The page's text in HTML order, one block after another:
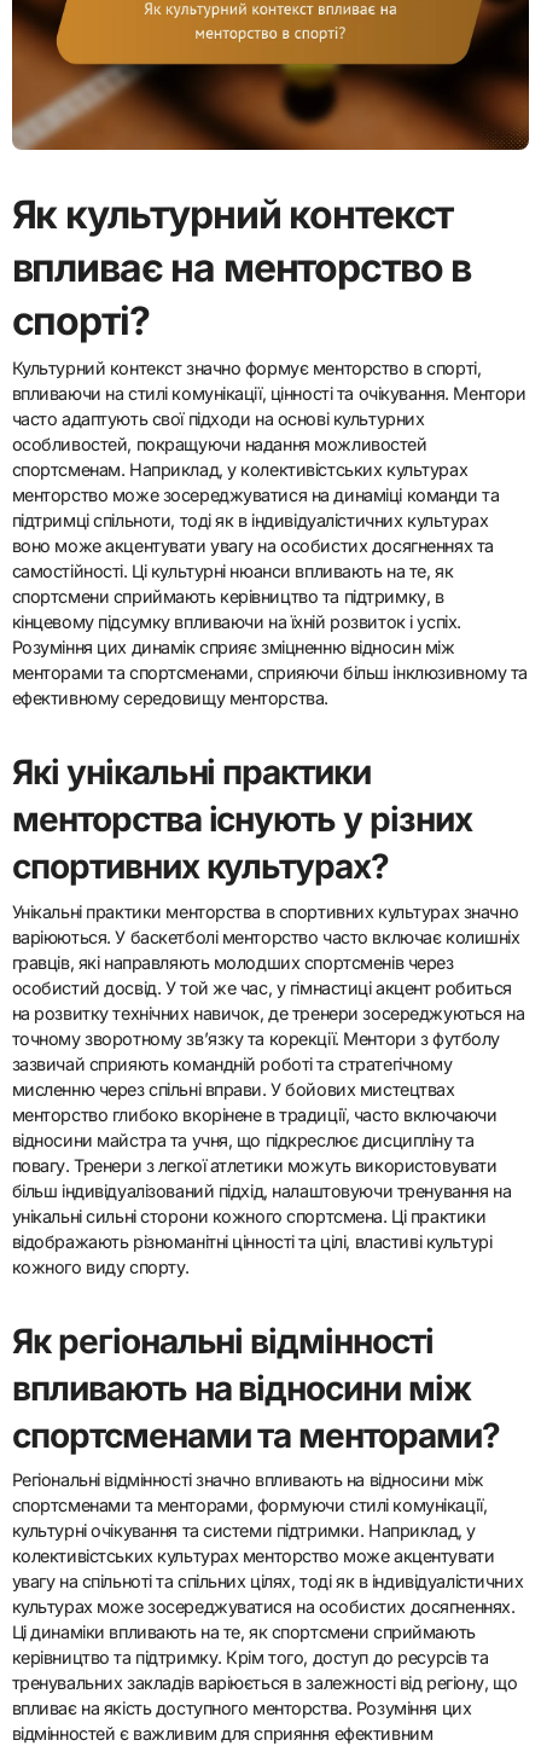
Як культурний контекст
впливає на менторство в
спорті?
Культурний контекст значно формує менторство в спорті,
впливаючи на стилі комунікації, цінності та очікування. Ментори
часто адаптують свої підходи на основі культурних
особливостей, покращуючи надання можливостей
спортсменам. Наприклад, у колективістських культурах
менторство може зосереджуватися на динаміці команди та
підтримці спільноти, тоді як в індивідуалістичних культурах
воно може акцентувати увагу на особистих досягненнях та
самостійності. Ці культурні нюанси впливають на те, як
спортсмени сприймають керівництво та підтримку, в
кінцевому підсумку впливаючи на їхній розвиток і успіх.
Розуміння цих динамік сприяє зміцненню відносин між
менторами та спортсменами, сприяючи більш інклюзивному та
ефективному середовищу менторства.
Які унікальні практики
менторства існують у різних
спортивних культурах?
Унікальні практики менторства в спортивних культурах значно
варіюються. У баскетболі менторство часто включає колишніх
гравців, які направляють молодших спортсменів через
особистий досвід. У той же час, у гімнастиці акцент робиться
на розвитку технічних навичок, де тренери зосереджуються на
точному зворотному зв’язку та корекції. Ментори з футболу
зазвичай сприяють командній роботі та стратегічному
мисленню через спільні вправи. У бойових мистецтвах
менторство глибоко вкорінене в традиції, часто включаючи
відносини майстра та учня, що підкреслює дисципліну та
повагу. Тренери з легкої атлетики можуть використовувати
більш індивідуалізований підхід, налаштовуючи тренування на
унікальні сильні сторони кожного спортсмена. Ці практики
відображають різноманітні цінності та цілі, властиві культурі
кожного виду спорту.
Як регіональні відмінності
впливають на відносини між
спортсменами та менторами?
Регіональні відмінності значно впливають на відносини між
спортсменами та менторами, формуючи стилі комунікації,
культурні очікування та системи підтримки. Наприклад, у
колективістських культурах менторство може акцентувати
увагу на спільноті та спільних цілях, тоді як в індивідуалістичних
культурах може зосереджуватися на особистих досягненнях.
Ці динаміки впливають на те, як спортсмени сприймають
керівництво та підтримку. Крім того, доступ до ресурсів та
тренувальних закладів варіюється в залежності від регіону, що
впливає на якість доступного менторства. Розуміння цих
відмінностей є важливим для сприяння ефективним